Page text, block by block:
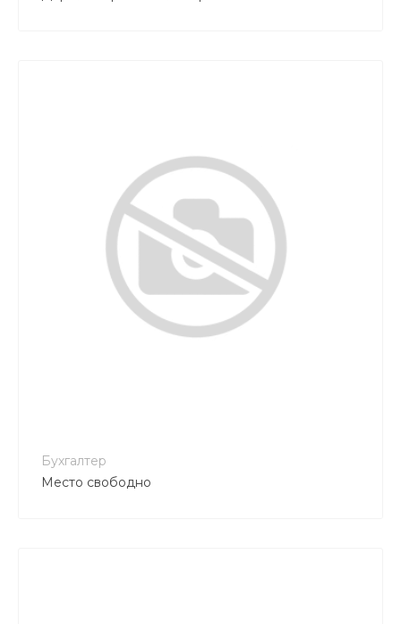
Бухгалтер
Место свободно